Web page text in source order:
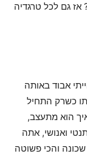
גם לכל טרגדיה
טל לקח אותי לחימומים ב-2023 והייתי אבוד באותה
כשרק התחיל
הוא מתעצב,
ואנושי, אתה
והכי פשוטה